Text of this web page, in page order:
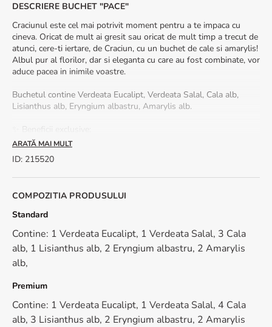
DESCRIERE BUCHET "PACE"
Craciunul este cel mai potrivit moment pentru a te impaca cu
cineva. Oricat de mult ai gresit sau oricat de mult timp a trecut de
atunci, cere-ti iertare, de Craciun, cu un buchet de cale si amarylis!
Albul pur al florilor, dar si eleganta cu care au fost combinate, vor
aduce pacea in inimile voastre.
Buchetul contine Verdeata Eucalipt, Verdeata Salal, Cala alb,
Lisianthus alb, Eryngium albastru, Amarylis alb.
✅ Livrare rapidă în 2-4 ore, în peste 100 de orașe din România
un impact emoțional puternic.
pastrezi florile proaspete cat mai mult timp:
- Foloseste apa plata. Umple vaza pana la jumatate.
- Toarna in apa putina zeama de lamaie si putin zahar.
- Atunci cand tai coditele florilor, e indicat sa faci acest lucru sub
apa. Taiate in aer liber, tija absoarbe aer, ducand la moartea
prematura a plantei. Taie codita oblic, aproximativ 2 cm.
- Cand pui florile in vaza, nu lasa apa pe tulpina, muguri sau
frunze.
- Schimba apa zilnic.
Dimensiune: 40 cm (inaltime) - 30 cm (diametrul buchetului)
ARATĂ MAI MULT
ID: 215520
COMPOZITIA PRODUSULUI
Standard
Contine: 1 Verdeata Eucalipt, 1 Verdeata Salal, 3 Cala
alb, 1 Lisianthus alb, 2 Eryngium albastru, 2 Amarylis
alb,
Premium
Contine: 1 Verdeata Eucalipt, 1 Verdeata Salal, 4 Cala
alb, 3 Lisianthus alb, 2 Eryngium albastru, 2 Amarylis